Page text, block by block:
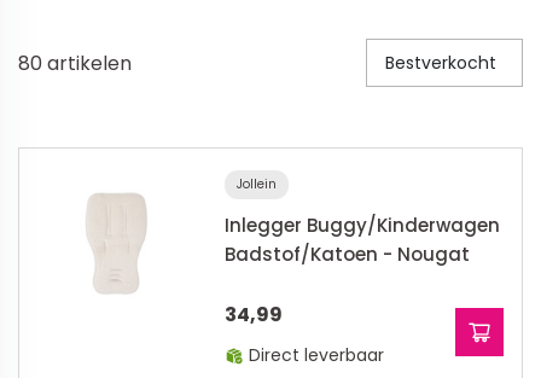
80 artikelen Bestverkocht
Jollein
Inlegger Buggy/Kinderwagen
Badstof/Katoen - Nougat
34,99
Direct leverbaar